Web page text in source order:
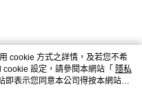
cookie 方式之詳情，及若您不希
設定，請參閱本網站「 隱私
即表示您同意本公司得按本網站使